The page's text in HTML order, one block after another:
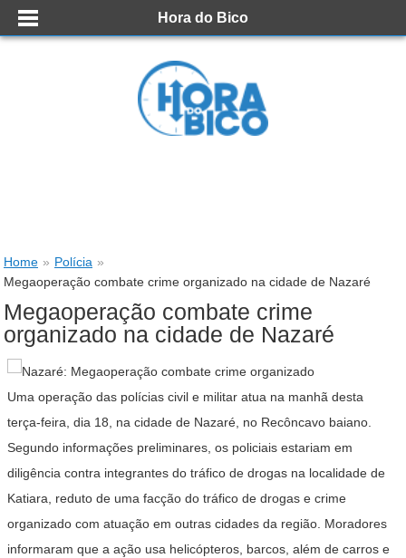
Hora do Bico
Home » Polícia »
Megaoperação combate crime organizado na cidade de Nazaré
Megaoperação combate crime
organizado na cidade de Nazaré
Uma operação das polícias civil e militar atua na manhã desta
terça-feira, dia 18, na cidade de Nazaré, no Recôncavo baiano.
Segundo informações preliminares, os policiais estariam em
diligência contra integrantes do tráfico de drogas na localidade de
Katiara, reduto de uma facção do tráfico de drogas e crime
organizado com atuação em outras cidades da região. Moradores
informaram que a ação usa helicópteros, barcos, além de carros e